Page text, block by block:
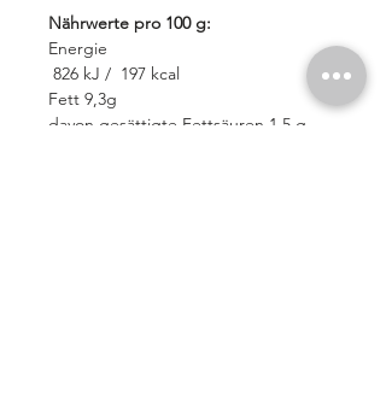
Nährwerte pro 100 g:
Energie
826 kJ / 197 kcal
Fett 9,3g
davon gesättigte Fettsäuren 1,5 g